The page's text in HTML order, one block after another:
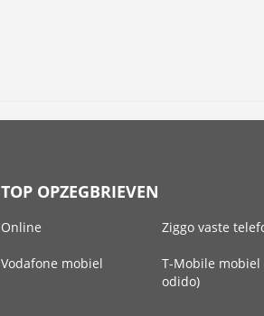
TOP OPZEGBRIEVEN
Online Ziggo vaste
Vodafone mobiel
T-Mobile mobiel
odido)